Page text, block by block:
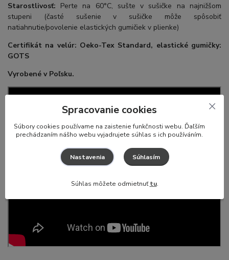
Starostlivosť: Perte na 60°C, sušte v sušičke na najnižšom
stupeni (časté sušenie v sušičke môže spôsobiť
natiahnutie/povolenie elastických gumičiek v plienke)
Certifikát na velúr: Oeko-Tex Standard, elastické gumičky:
GOTS
Vyrobené v Poľsku.
Spracovanie cookies
Súbory cookies používame na zaistenie funkčnosti webu. Ďaľším
prechádzaním nášho webu vyjadrujete súhlas s ich používáním.
Nastavenia Súhlasím
Súhlas môžete odmietnuťtu.